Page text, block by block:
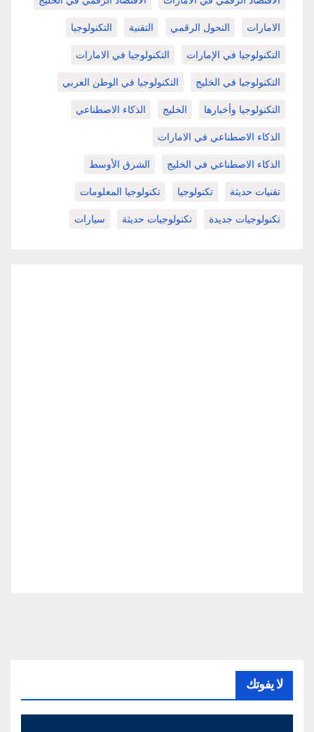
الامارات التحول الرقمي التقنية التكنولوجيا
التكنولوجيا في الإمارات التكنولوجيا في الامارات
التكنولوجيا في الخليج التكنولوجيا في الوطن العربي
التكنولوجيا وأخبارها الخليج الذكاء الاصطناعي
الذكاء الاصطناعي في الامارات
الذكاء الاصطناعي في الخليج الشرق الأوسط
تقنيات حديثة تكنولوجيا تكنولوجيا المعلومات
تكنولوجيات جديدة تكنولوجيات حديثة سيارات
لا يفوتك